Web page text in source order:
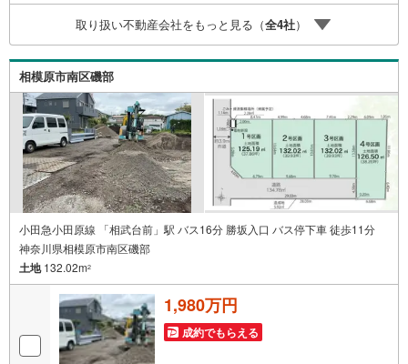
紹介させて頂きます！ /他社様掲載物件も併せてご紹介可能
ですのでお気軽にお問い合わせ下さい♪駐車場もございま
すので、お車でのお越しも大歓迎です！
取り扱い不動産会社をもっと見る（全4社）
相模原市南区磯部
小田急小田原線 「相武台前」駅 バス16分 勝坂入口 バス停下車 徒歩11分
神奈川県相模原市南区磯部
土地132.02m2
1,980万円
成約でもらえる